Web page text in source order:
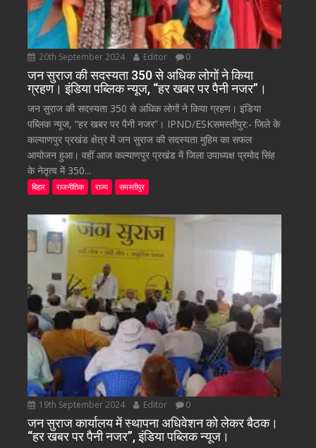
20th September 2024 Editor 0
जन सुराज की सदस्यता 350 से अधिक लोगों ने किया
ग्रहण। इंडिया पब्लिक न्यूज, “हर खबर पर पैनी नजर”।
जन सुराज की सदस्यता 350 से अधिक लोगों ने किया ग्रहण। इंडिया
पब्लिक न्यूज, “हर खबर पर पैनी नजर”। IPND/ESKसमस्तीपुर:- जिले के
कल्याणपुर प्रखंड क्षेत्र में जन सुराज की सदस्यता मुहिम का सफल
आयोजन हुआ। वहीं आज कल्याणपुर प्रखंड में जिला उपाध्यक्ष प्रमोद सिंह
के नेतृत्व में 350...
बिहार राजनीतिक राज्य समस्तीपुर
19th September 2024 Editor 0
जन सुराज कार्यालय में स्थापना अधिवेशन को लेकर बैठक।
“हर खबर पर पैनी नजर”, इंडिया पब्लिक न्यूज।